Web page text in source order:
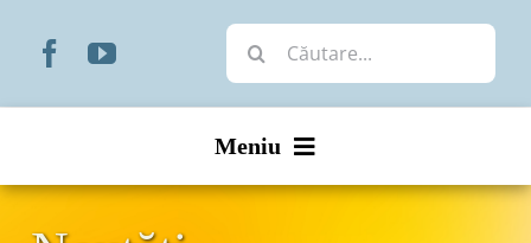
Cautare...
Meniu